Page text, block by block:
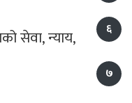
सेवा, न्याय,
६
७